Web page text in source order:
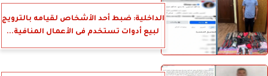
الداخلية: ضبط أحد الأشخاص لقيامه بالترويج
لبيع أدوات تستخدم فى الأعمال المنافية...